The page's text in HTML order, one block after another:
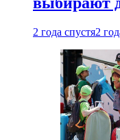
2 года спустя2